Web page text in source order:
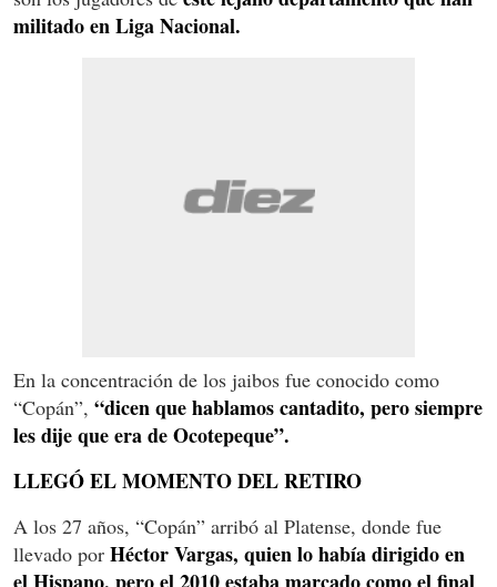
militado en Liga Nacional.
En la concentración de los jaibos fue conocido como
“Copán”, “dicen que hablamos cantadito, pero siempre
les dije que era de Ocotepeque”.
LLEGÓ EL MOMENTO DEL RETIRO
A los 27 años, “Copán” arribó al Platense, donde fue
llevado por Héctor Vargas, quien lo había dirigido en